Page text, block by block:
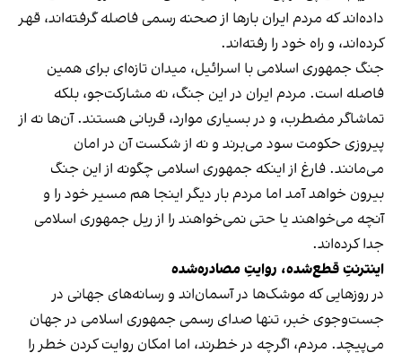
داده‌اند که مردم ایران بارها از صحنه رسمی فاصله گرفته‌اند، قهر
کرده‌اند، و راه خود را رفته‌اند.
جنگ جمهوری اسلامی با اسرائیل، میدان تازه‌ای برای همین
فاصله است. مردم ایران در این جنگ، نه مشارکت‌جو، بلکه
تماشاگر مضطرب، و در بسیاری موارد، قربانی هستند. آن‌ها نه از
پیروزی حکومت سود می‌برند و نه از شکست آن در امان
می‌مانند. فارغ از اینکه جمهوری اسلامی چگونه از این جنگ
بیرون خواهد آمد اما مردم بار دیگر اینجا هم مسیر خود را و
آنچه می‌خواهند یا حتی نمی‌خواهند را از ریل جمهوری اسلامی
جدا کرده‌اند.
اینترنتِ قطع‌شده، روایتِ مصادره‌شده
در روزهایی که موشک‌ها در آسمان‌اند و رسانه‌های جهانی در
جست‌وجوی خبر، تنها صدای رسمی جمهوری اسلامی در جهان
می‌پیچد. مردم، اگرچه در خطرند، اما امکان روایت کردن خطر را